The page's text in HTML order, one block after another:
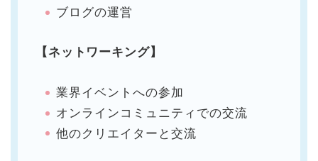
ブログの運営
【ネットワーキング】
業界イベントへの参加
オンラインコミュニティでの交流
他のクリエイターと交流